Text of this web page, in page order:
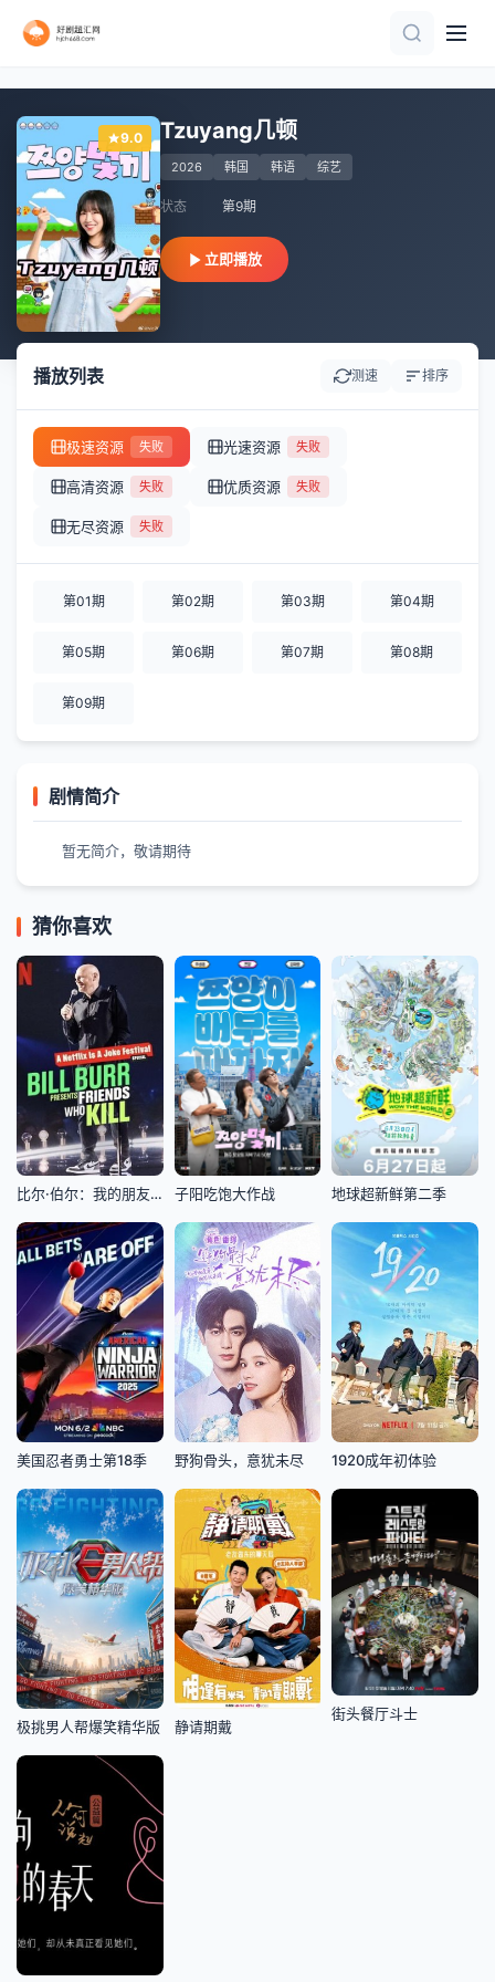
9.0 Tzuyang几顿
2026 韩国 韩语 综艺
状态 第9期
立即播放
播放列表 测速 排序
极速资源 失败 光速资源 失败
高清资源 失败 优质资源 失败
无尽资源 失败
第01期 第02期 第03期 第04期
第05期 第06期 第07期 第08期
第09期
剧情简介
暂无简介，敬请期待
猜你喜欢
正片
比尔·伯尔：我的朋友都很杀
9集全
子阳吃饱大作战
更新至20260808期
地球超新鲜第二季
更新至02期
美国忍者勇士第18季
第4期
野狗骨头，意犹未尽
全13集
1920成年初体验
260809爆笑精华版
极挑男人帮爆笑精华版
更新至20260730期
静请期戴
更新至07集
街头餐厅斗士
第1期完结